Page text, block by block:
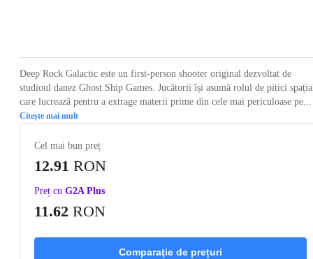
Deep Rock Galactic este un first-person shooter original dezvoltat de
studioul danez Ghost Ship Games. Jucătorii își asumă rolul de pitici
care lucrează pentru a extrage materii prime din cele mai periculoase pe...
Citește mai mult
Cel mai bun preț
12.91 RON
Preț cu G2A Plus
11.62 RON
Comparaţie de prețuri